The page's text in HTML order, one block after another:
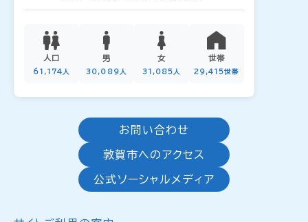
人口
61,174人
男
30,089人
女
31,085人
世帯
29,415世帯
お問い合わせ
敦賀市へのアクセス
公式ソーシャルメディア